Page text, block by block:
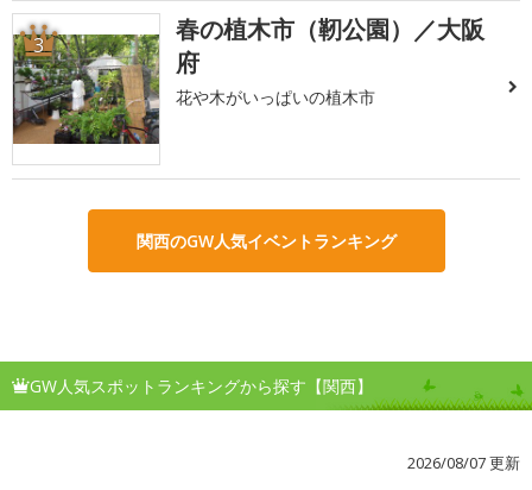
3
春の植木市（靭公園）／大阪
府
花や木がいっぱいの植木市
関西のGW人気イベントランキング
GW人気スポットランキングから探す【関西】
2026/08/07 更新